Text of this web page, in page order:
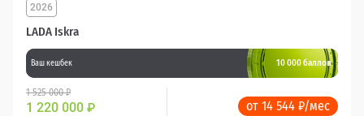
LADA Iskra
2026
Ваш кешбек 10 000 баллов
1 525 000 ₽
1 220 000 ₽ от 14 544 ₽/мес